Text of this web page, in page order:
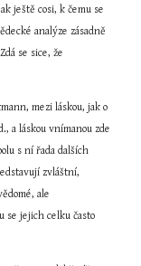
ještě cosi, k čemu se
analýze zásadně
se sice, že
mezi láskou, jak o
a láskou vnímanou zde
s ní řada dalších
zvláštní,
ale
se jejich celku často